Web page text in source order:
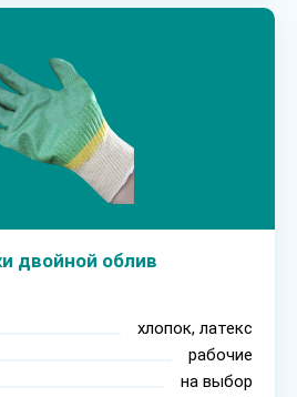
двойной облив
хлопок, латекс
рабочие
на выбор